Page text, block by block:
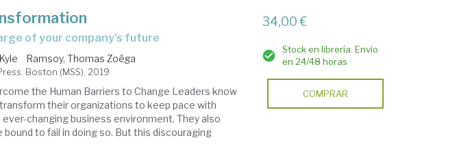
of your company's future
Ramsoy, Thomas Zoëga
Boston (MSS), 2019
the Human Barriers to Change Leaders know
their organizations to keep pace with
changing business environment. They also
to fail in doing so. But this discouraging
34,00 €
Stock en librería. Envío
en 24/48 horas
COMPRAR